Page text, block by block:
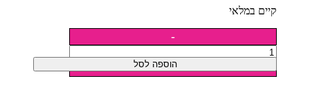
קיים במלאי
הוספה לסל